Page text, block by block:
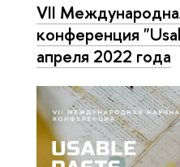
VII
конференция
апреля 2022 года